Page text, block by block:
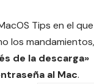
Tips en el
los
de la descarga»
al Mac.